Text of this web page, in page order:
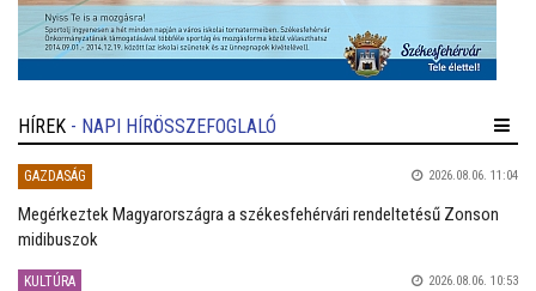
HÍREK - NAPI HÍRÖSSZEFOGLALÓ
GAZDASÁG 2026.08.06. 11:04
Megérkeztek Magyarországra a székesfehérvári rendeltetésű Zonson
midibuszok
KULTÚRA 2026.08.06. 10:53